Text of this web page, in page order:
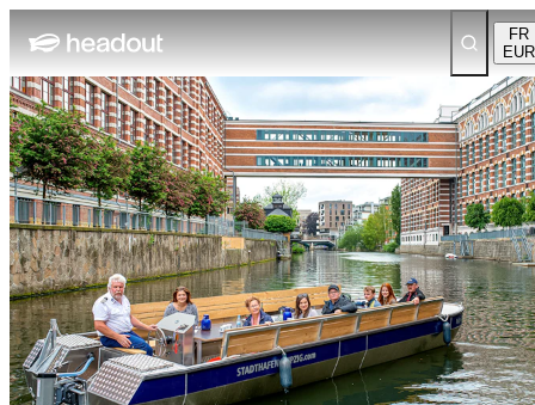
FR
EUR